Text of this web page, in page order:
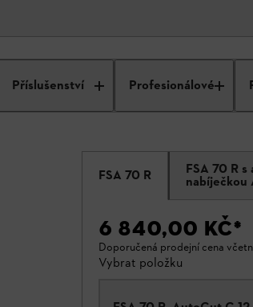
Příslušenství Profesionálové
FSA 70 R FSA 70 R
nabíječkou
6 840,00 KČ*
Doporučená prodejní cena
Vybrat položku